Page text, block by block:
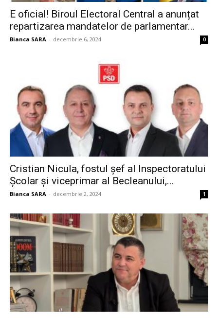
E oficial! Biroul Electoral Central a anunțat
repartizarea mandatelor de parlamentar...
Bianca SARA - decembrie 6, 2024 0
Cristian Nicula, fostul șef al Inspectoratului
Școlar și viceprimar al Becleanului,...
Bianca SARA - decembrie 2, 2024 1